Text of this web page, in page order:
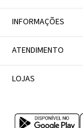
A Marca
Trabalhe conosco
INFORMAÇÕES
Política de
Tabela de Medidas
ATENDIMENTO
Personal Shopper
LOJAS
Multimarcas